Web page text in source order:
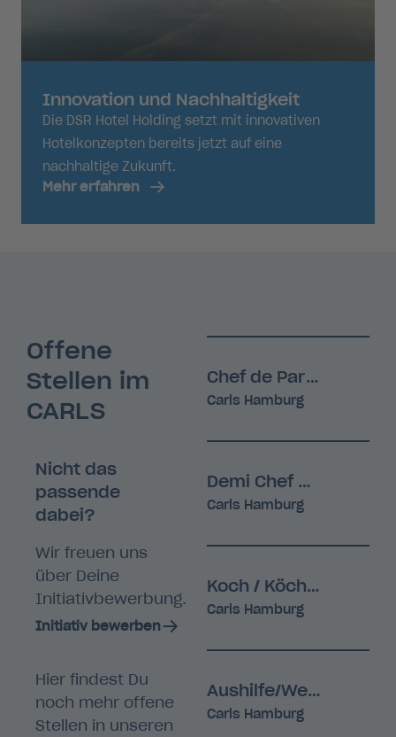
Innovation und Nachhaltigkeit
Die DSR Hotel Holding setzt mit innovativen
Hotelkonzepten bereits jetzt auf eine
nachhaltige Zukunft.
Mehr erfahren
Offene
Stellen im
CARLS
Nicht das
passende
dabei?
Wir freuen uns
über Deine
Initiativbewerbung.
Initiativ bewerben
Hier findest Du
noch mehr offene
Stellen in unseren
Chef de Partie (m/w/d)
Carls Hamburg
Demi Chef de Partie (m/w/d)
Carls Hamburg
Koch / Köchin (w/m/d)
Carls Hamburg
Aushilfe/Werkstudent Küche (m/w/d)
Carls Hamburg